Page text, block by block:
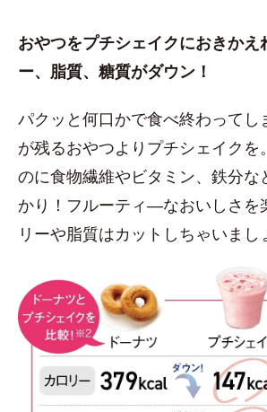
おやつをプチシェイクにおきかえ
ー、脂質、糖質がダウン！
パクッと何口かで食べ終わってし
が残るおやつよりプチシェイクを
のに食物繊維やビタミン、鉄分な
かり！フルーティ―なおいしさを
リーや脂質はカットしちゃいまし